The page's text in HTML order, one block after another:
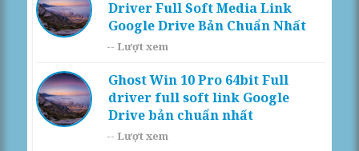
Driver Full Soft Media Link
Google Drive Bản Chuẩn Nhất
-- Lượt xem
Ghost Win 10 Pro 64bit Full
driver full soft link Google
Drive bản chuẩn nhất
-- Lượt xem